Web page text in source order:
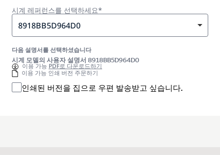
시계 레퍼런스를 선택하세요*
8918BB5D964D0
다음 설명서를 선택하셨습니다
시계 모델의 사용자 설명서 8918BB5D964D0
이용 가능 PDF로 다운로드하기
이용 가능 인쇄 버전 주문하기
인쇄된 버전을 집으로 우편 발송받고 싶습니다.